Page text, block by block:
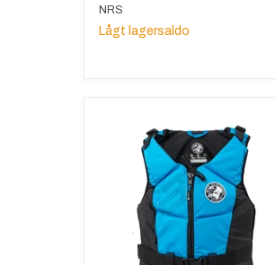
NRS
Lågt lagersaldo
Blue/Svart